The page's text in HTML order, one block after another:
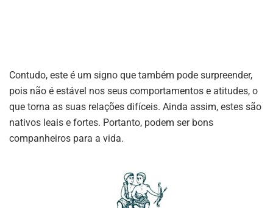
Contudo, este é um signo que também pode surpreender,
pois não é estável nos seus comportamentos e atitudes, o
que torna as suas relações difíceis. Ainda assim, estes são
nativos leais e fortes. Portanto, podem ser bons
companheiros para a vida.